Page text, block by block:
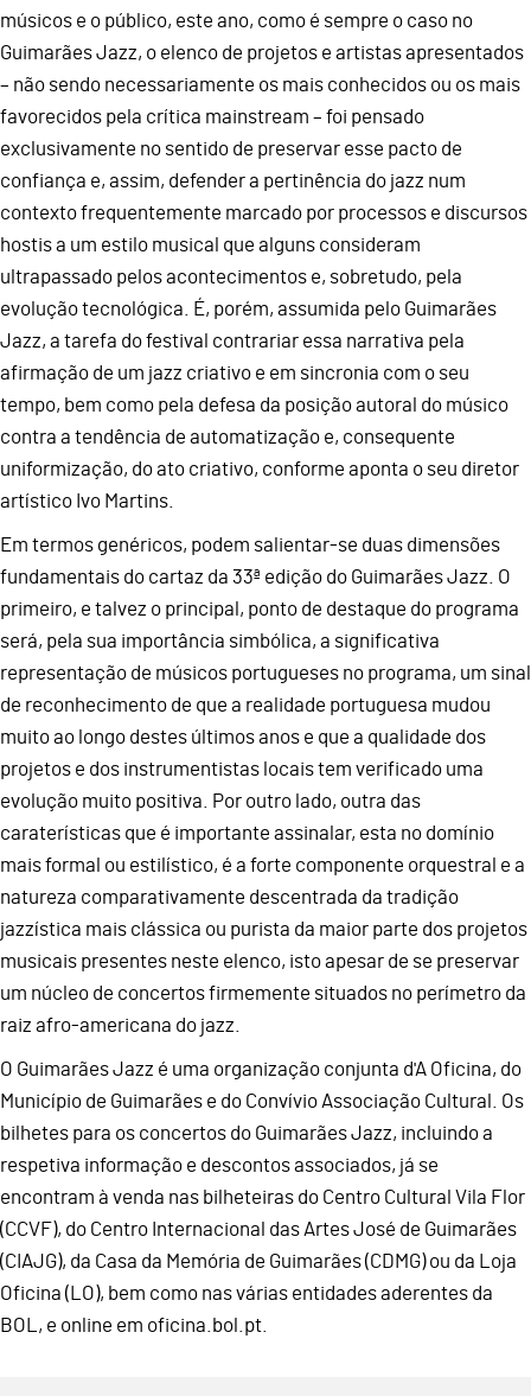
músicos e o público, este ano, como é sempre o caso no
Guimarães Jazz, o elenco de projetos e artistas apresentados
– não sendo necessariamente os mais conhecidos ou os mais
favorecidos pela crítica mainstream – foi pensado
exclusivamente no sentido de preservar esse pacto de
confiança e, assim, defender a pertinência do jazz num
contexto frequentemente marcado por processos e discursos
hostis a um estilo musical que alguns consideram
ultrapassado pelos acontecimentos e, sobretudo, pela
evolução tecnológica. É, porém, assumida pelo Guimarães
Jazz, a tarefa do festival contrariar essa narrativa pela
afirmação de um jazz criativo e em sincronia com o seu
tempo, bem como pela defesa da posição autoral do músico
contra a tendência de automatização e, consequente
uniformização, do ato criativo, conforme aponta o seu diretor
artístico Ivo Martins.
Em termos genéricos, podem salientar-se duas dimensões
fundamentais do cartaz da 33ª edição do Guimarães Jazz. O
primeiro, e talvez o principal, ponto de destaque do programa
será, pela sua importância simbólica, a significativa
representação de músicos portugueses no programa, um sinal
de reconhecimento de que a realidade portuguesa mudou
muito ao longo destes últimos anos e que a qualidade dos
projetos e dos instrumentistas locais tem verificado uma
evolução muito positiva. Por outro lado, outra das
caraterísticas que é importante assinalar, esta no domínio
mais formal ou estilístico, é a forte componente orquestral e a
natureza comparativamente descentrada da tradição
jazzística mais clássica ou purista da maior parte dos projetos
musicais presentes neste elenco, isto apesar de se preservar
um núcleo de concertos firmemente situados no perímetro da
raiz afro-americana do jazz.
O Guimarães Jazz é uma organização conjunta d'A Oficina, do
Município de Guimarães e do Convívio Associação Cultural. Os
bilhetes para os concertos do Guimarães Jazz, incluindo a
respetiva informação e descontos associados, já se
encontram à venda nas bilheteiras do Centro Cultural Vila Flor
(CCVF), do Centro Internacional das Artes José de Guimarães
(CIAJG), da Casa da Memória de Guimarães (CDMG) ou da Loja
Oficina (LO), bem como nas várias entidades aderentes da
BOL, e online em oficina.bol.pt.